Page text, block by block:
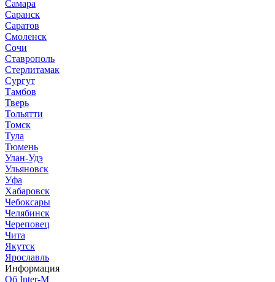
Самара
Саранск
Саратов
Смоленск
Сочи
Ставрополь
Стерлитамак
Сургут
Тамбов
Тверь
Тольятти
Томск
Тула
Тюмень
Улан-Удэ
Ульяновск
Уфа
Хабаровск
Чебоксары
Челябинск
Череповец
Чита
Якутск
Ярославль
Информация
Об Inter-M